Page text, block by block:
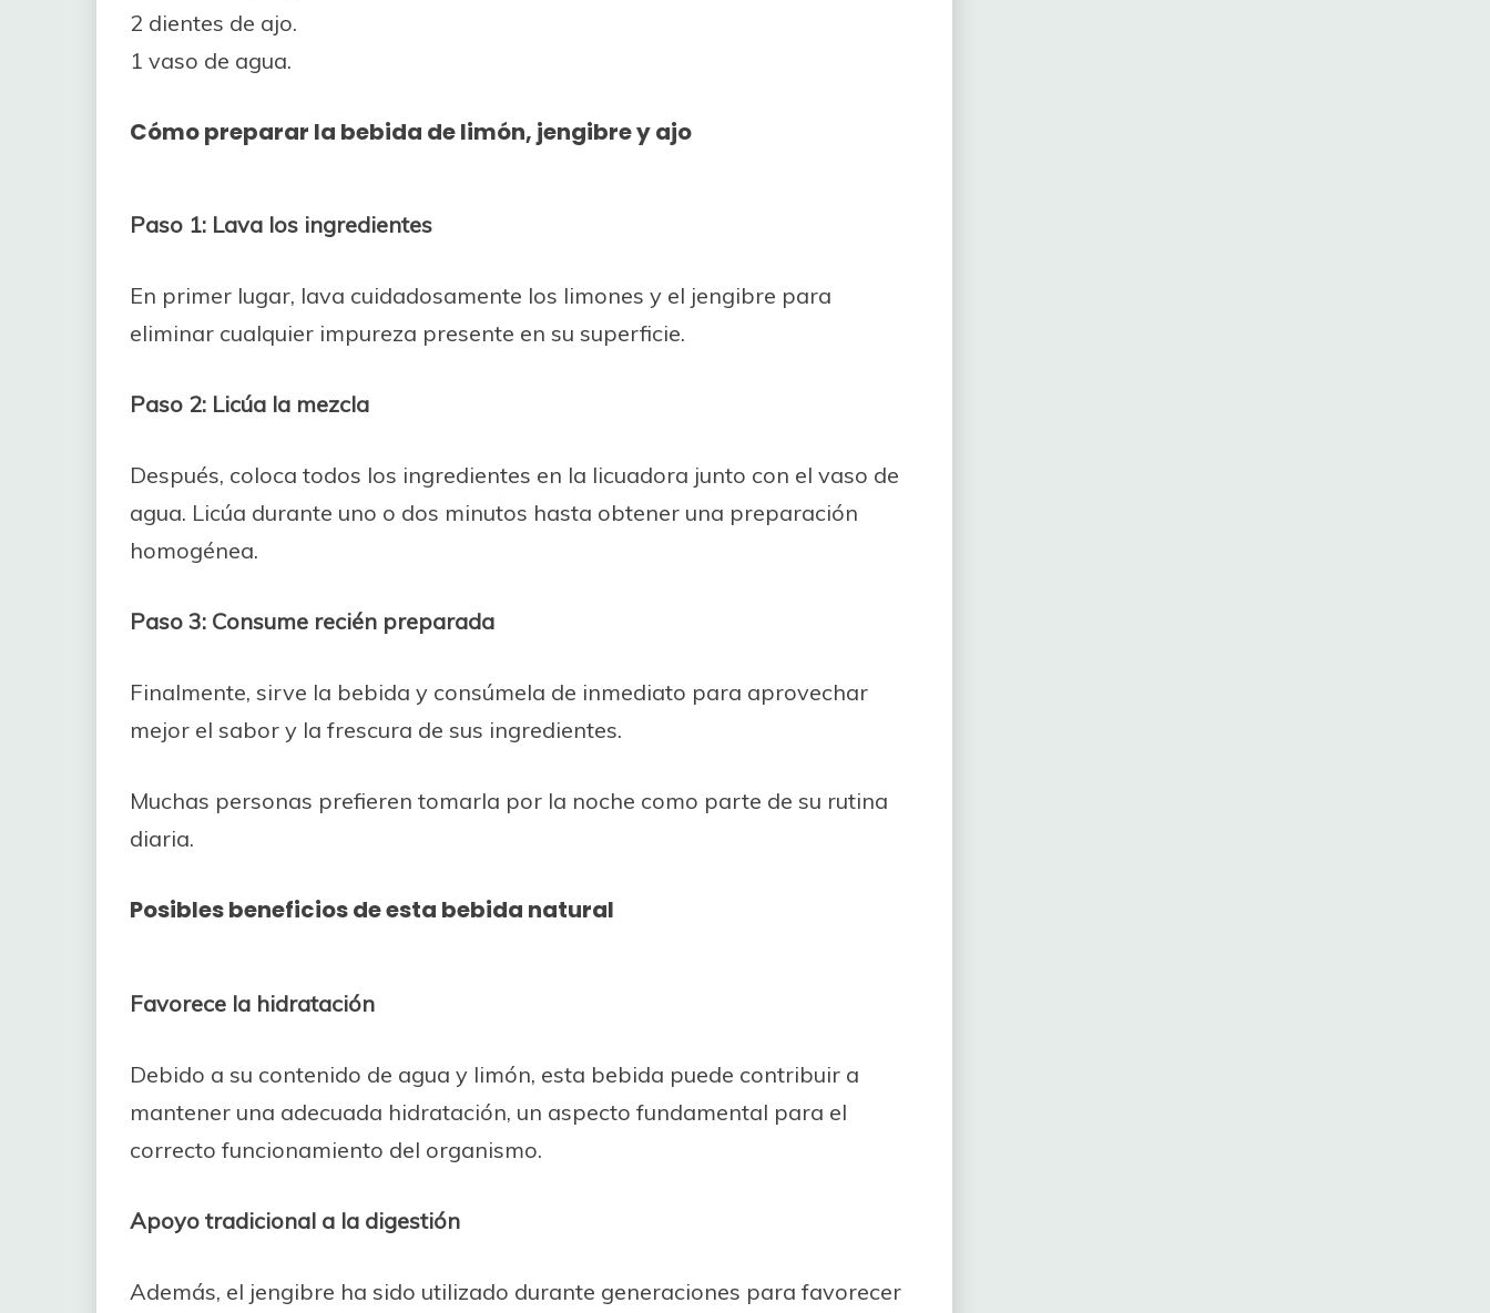
2 dientes de ajo.
1 vaso de agua.
Cómo preparar la bebida de limón, jengibre y ajo
Paso 1: Lava los ingredientes
En primer lugar, lava cuidadosamente los limones y el jengibre para
eliminar cualquier impureza presente en su superficie.
Paso 2: Licúa la mezcla
Después, coloca todos los ingredientes en la licuadora junto con el vaso de
agua. Licúa durante uno o dos minutos hasta obtener una preparación
homogénea.
Paso 3: Consume recién preparada
Finalmente, sirve la bebida y consúmela de inmediato para aprovechar
mejor el sabor y la frescura de sus ingredientes.
Muchas personas prefieren tomarla por la noche como parte de su rutina
diaria.
Posibles beneficios de esta bebida natural
Favorece la hidratación
Debido a su contenido de agua y limón, esta bebida puede contribuir a
mantener una adecuada hidratación, un aspecto fundamental para el
correcto funcionamiento del organismo.
Apoyo tradicional a la digestión
Además, el jengibre ha sido utilizado durante generaciones para favorecer